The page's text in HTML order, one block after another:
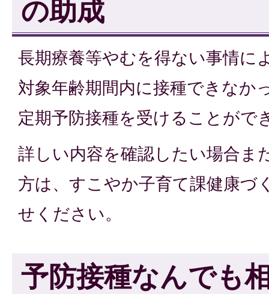
の助成
長期療養等やむを得ない事情に
対象年齢期間内に接種できなか
定期予防接種を受けることがで
詳しい内容を確認したい場合ま
方は、すこやか子育て課健康づ
せください。
予防接種なんでも